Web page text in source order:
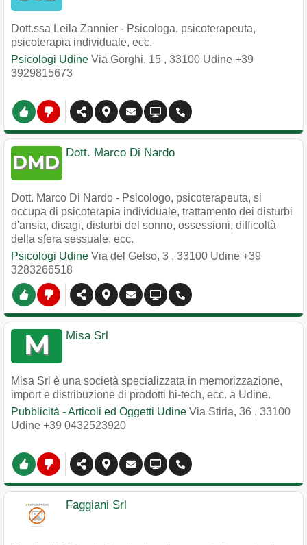
Dott.ssa Leila Zannier - Psicologa, psicoterapeuta,
psicoterapia individuale, ecc.
Psicologi Udine Via Gorghi, 15 , 33100 Udine +39
3929815673
Dott. Marco Di Nardo
Dott. Marco Di Nardo - Psicologo, psicoterapeuta, si
occupa di psicoterapia individuale, trattamento dei disturbi
d'ansia, disagi, disturbi del sonno, ossessioni, difficoltà
della sfera sessuale, ecc.
Psicologi Udine Via del Gelso, 3 , 33100 Udine +39
3283266518
Misa Srl
Misa Srl è una società specializzata in memorizzazione,
import e distribuzione di prodotti hi-tech, ecc. a Udine.
Pubblicità - Articoli ed Oggetti Udine Via Stiria, 36 , 33100
Udine +39 0432523920
Faggiani Srl